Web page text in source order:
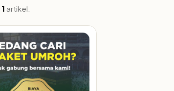
1 artikel.